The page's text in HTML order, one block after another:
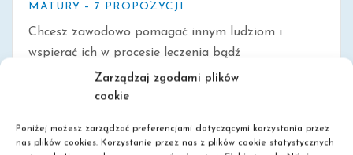
Zarządzaj zgodami plików
cookie
Poniżej możesz zarządzać preferencjami dotyczącymi korzystania przez
nas plików cookies. Korzystanie przez nas z plików cookie statystycznych
MATURY – 7 PROPOZYCJI
Chcesz zawodowo pomagać innym ludziom i
wspierać ich w procesie leczenia bądź
rekonwalescencji, ale czujesz jednocześnie, że zawód
lekarza lub pielęgniarki nie jest dla Ciebie? A może